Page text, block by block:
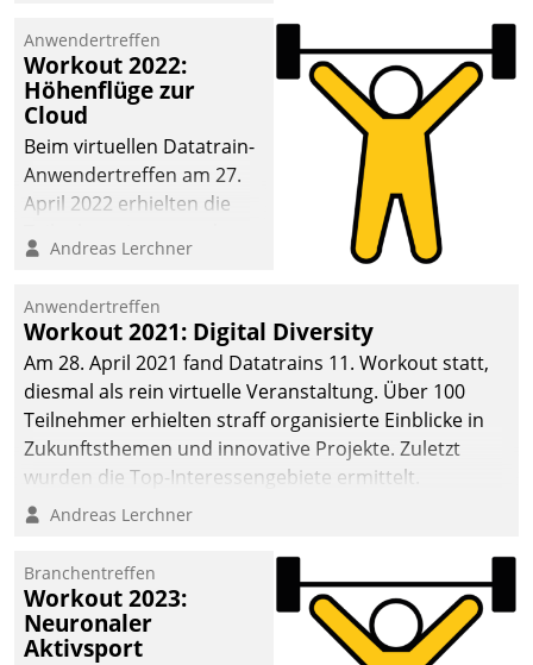
Mammutprojekte
meistern und Workloads
wuppen – bei zunehmend
anspruchsvollen
Aufgaben und
abnehmendem
Anwendertreffen
Workout 2022:
Höhenflüge zur
Cloud
Beim virtuellen Datatrain-
Anwendertreffen am 27.
April 2022 erhielten die
Teilnehmer kurzweilige
Cloud-Strategien und -
Lösungen mit hohem
Zukunftspotenzial.
Andreas Lerchner
Anwendertreffen
Workout 2021: Digital Diversity
Am 28. April 2021 fand Datatrains 11. Workout statt,
diesmal als rein virtuelle Veranstaltung. Über 100
Teilnehmer erhielten straff organisierte Einblicke in
Zukunftsthemen und innovative Projekte. Zuletzt
wurden die Top-Interessengebiete ermittelt.
Andreas Lerchner
Branchentreffen
Workout 2023:
Neuronaler
Aktivsport